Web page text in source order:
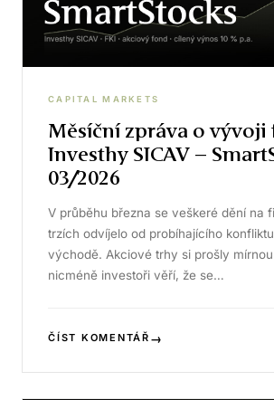
CAPITAL MARKETS
Měsíční zpráva o vývoji
Investhy SICAV –
03/2026
V průběhu března se veškeré dění na
trzích odvíjelo od probíhajícího
východě. Akciové trhy si prošly
nicméně investoři věří, že se…
ČÍST KOMENTÁŘ →